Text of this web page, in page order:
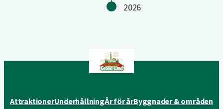
2026
AttraktionerUnderhållningÅr för årByggnader & områden